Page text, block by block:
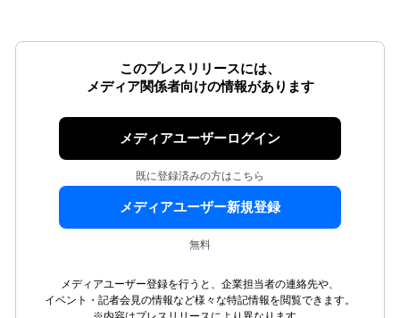
このプレスリリースには、
メディア関係者向けの情報があります
メディアユーザーログイン
既に登録済みの方はこちら
メディアユーザー新規登録
無料
メディアユーザー登録を行うと、企業担当者の連絡先や、
イベント・記者会見の情報など様々な特記情報を閲覧できます。